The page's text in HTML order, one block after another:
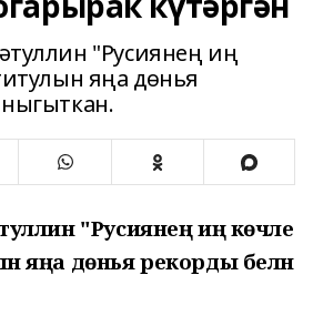
"Русиянең иң
яңа дөнья
"Русиянең иң көчле
яңа дөнья рекорды белән